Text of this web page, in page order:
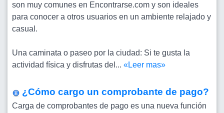
son muy comunes en Encontrarse.com y son ideales
para conocer a otros usuarios en un ambiente relajado y
casual.
Una caminata o paseo por la ciudad: Si te gusta la
actividad física y disfrutas del... «Leer mas»
¿Cómo cargo un comprobante de pago?
Carga de comprobantes de pago es una nueva función